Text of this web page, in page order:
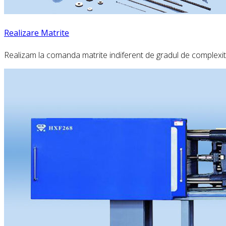
Realizare Matrite
Realizam la comanda matrite indiferent de gradul de